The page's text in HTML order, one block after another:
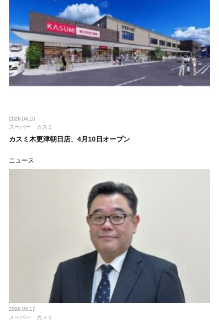
2026.04.10
スーパー
カスミ
カスミ木更津朝日店、4月10日オープン
ニュース
2026.03.17
スーパー
カスミ